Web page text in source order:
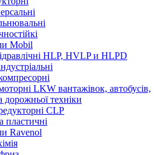
Mobil
HLP, HVLP и HLPD
LKW вантажівок, автобусів,
дорожньої техніки
CLP
пластичні
Ravenol